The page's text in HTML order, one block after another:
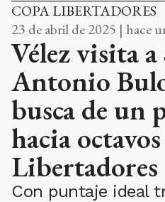
COPA LIBERTADORES
23 de abril de 2025 | hace
Vélez visita a
Antonio
busca de un
hacia
Libertadores
Con puntaje ideal